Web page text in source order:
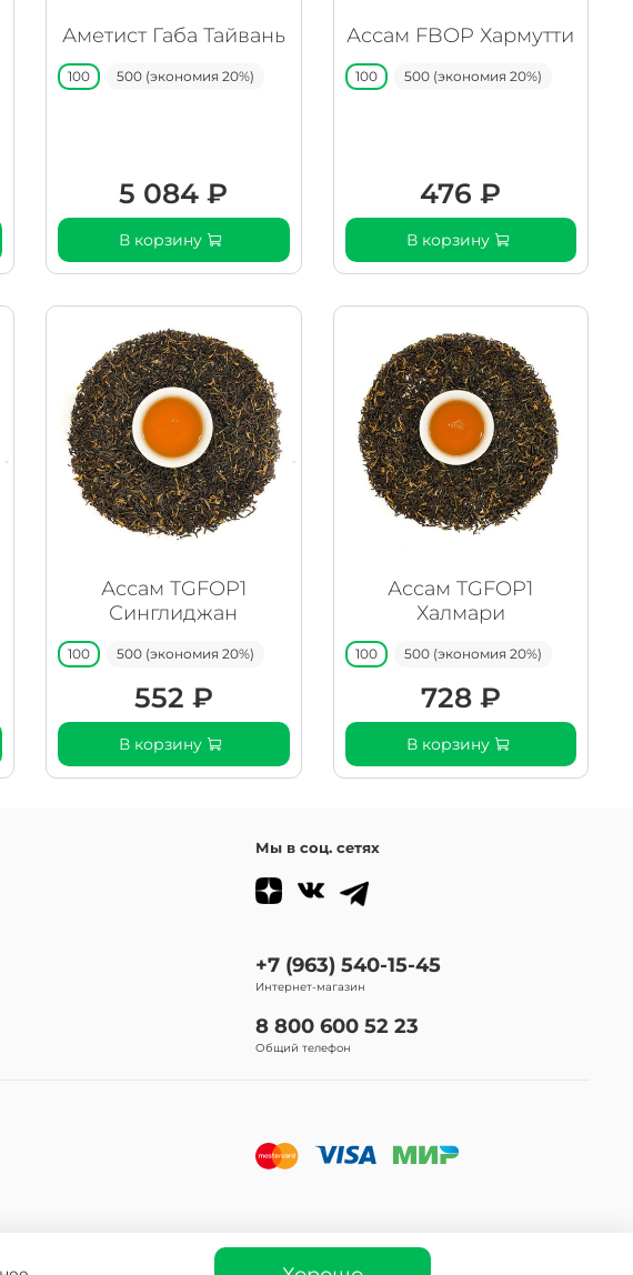
Аметист Габа Тайвань
100 500 (экономия 20%)
5 084 ₽
В корзину
Ассам FBOP Хармутти
100 500 (экономия 20%)
476 ₽
В корзину
Ассам TGFOP1
Синглиджан
100 500 (экономия 20%)
552 ₽
В корзину
Ассам TGFOP1
Халмари
100 500 (экономия 20%)
728 ₽
В корзину
Мы в соц. сетях
+7 (963) 540-15-45
Интернет-магазин
8 800 600 52 23
Общий телефон